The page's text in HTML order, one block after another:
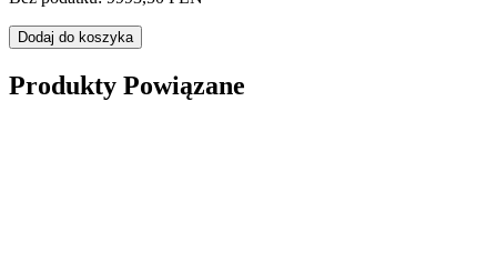
Dodaj do koszyka
Produkty Powiązane